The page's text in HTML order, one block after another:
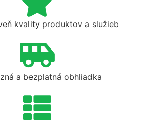
kvality produktov a služieb
a bezplatná obhliadka